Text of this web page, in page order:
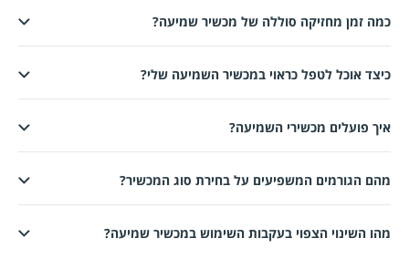
זמן מחזיקה סוללה של מכשיר שמיעה?
אוכל לטפל כראוי במכשיר השמיעה שלי?
פועלים מכשירי השמיעה?
הגורמים המשפיעים על בחירת סוג המכשיר?
השינוי הצפוי בעקבות השימוש במכשיר שמיעה?